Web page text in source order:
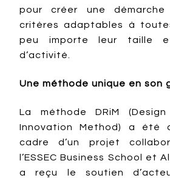
pour créer une
critères adaptables à
peu importe leur taille
d’activité.
Une méthode unique en son
La méthode DRiM
Innovation Method) a été
cadre d’un projet
l’ESSEC Business School et
a reçu le soutien